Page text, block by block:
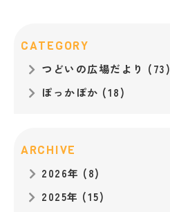
CATEGORY
つどいの広場だより (73)
ぽっかぽか (18)
ARCHIVE
2026年 (8)
2025年 (15)